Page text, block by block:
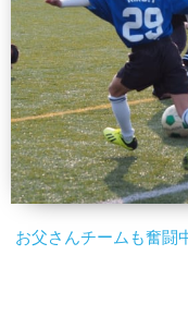
お父さんチームも奮闘